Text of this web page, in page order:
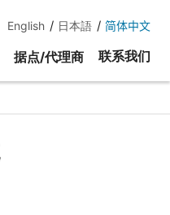
English 日本語 简体中文
据点/代理商 联系我们